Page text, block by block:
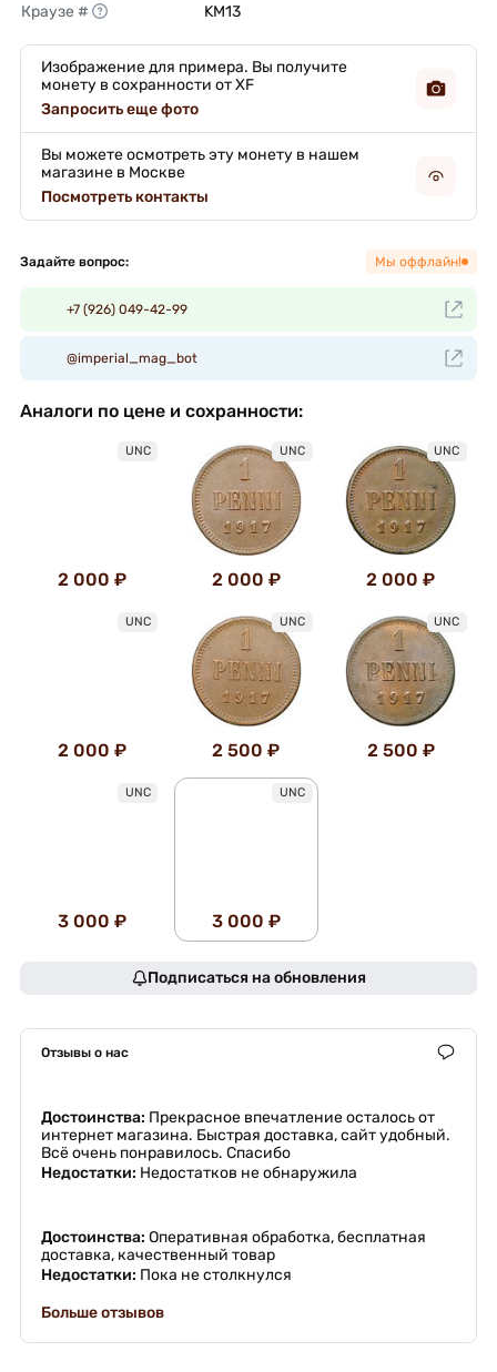
Краузе #
KM13
Изображение для примера. Вы получите
монету в сохранности от XF
Запросить еще фото
Вы можете осмотреть эту монету в нашем
магазине в Москве
Посмотреть контакты
Задайте вопрос: Мы оффлайн!
+7 (926) 049-42-99
@imperial_mag_bot
Аналоги по цене и сохранности:
UNC
2 000 ₽
UNC
2 000 ₽
UNC
2 000 ₽
UNC
2 000 ₽
UNC
2 500 ₽
UNC
2 500 ₽
UNC
3 000 ₽
UNC
3 000 ₽
Подписаться на обновления
Отзывы о нас
Достоинства: Прекрасное впечатление осталось от
интернет магазина. Быстрая доставка, сайт удобный.
Всё очень понравилось. Спасибо
Недостатки: Недостатков не обнаружила
Достоинства: Оперативная обработка, бесплатная
доставка, качественный товар
Недостатки: Пока не столкнулся
Больше отзывов